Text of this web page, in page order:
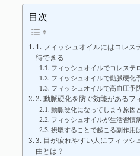
目次
1. フィッシュオイルにはコレス
待できる
フィッシュオイルでコレステ
フィッシュオイルで動脈硬化
フィッシュオイルで高血圧予
2. 動脈硬化を防ぐ効能があるフ
動脈硬化になってしまう原因
フィッシュオイルが生活習慣
摂取することで起こる副作用
3. 目が疲れやすい人にフィッシ
由とは？